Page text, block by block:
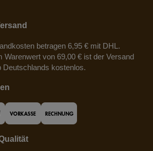
betragen 6,95 € mit DHL.
Warenwert von 69,00 € ist der Versand
Deutschlands kostenlos.